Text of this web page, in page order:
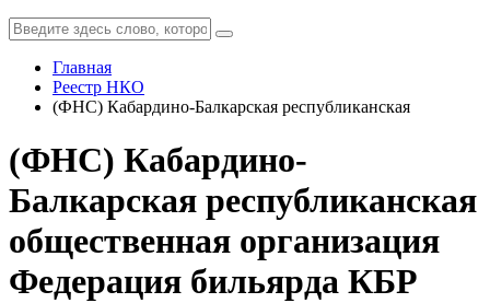
Главная
Реестр НКО
(ФНС) Кабардино-Балкарская республиканская
(ФНС) Кабардино-
Балкарская республиканская
общественная организация
Федерация бильярда КБР